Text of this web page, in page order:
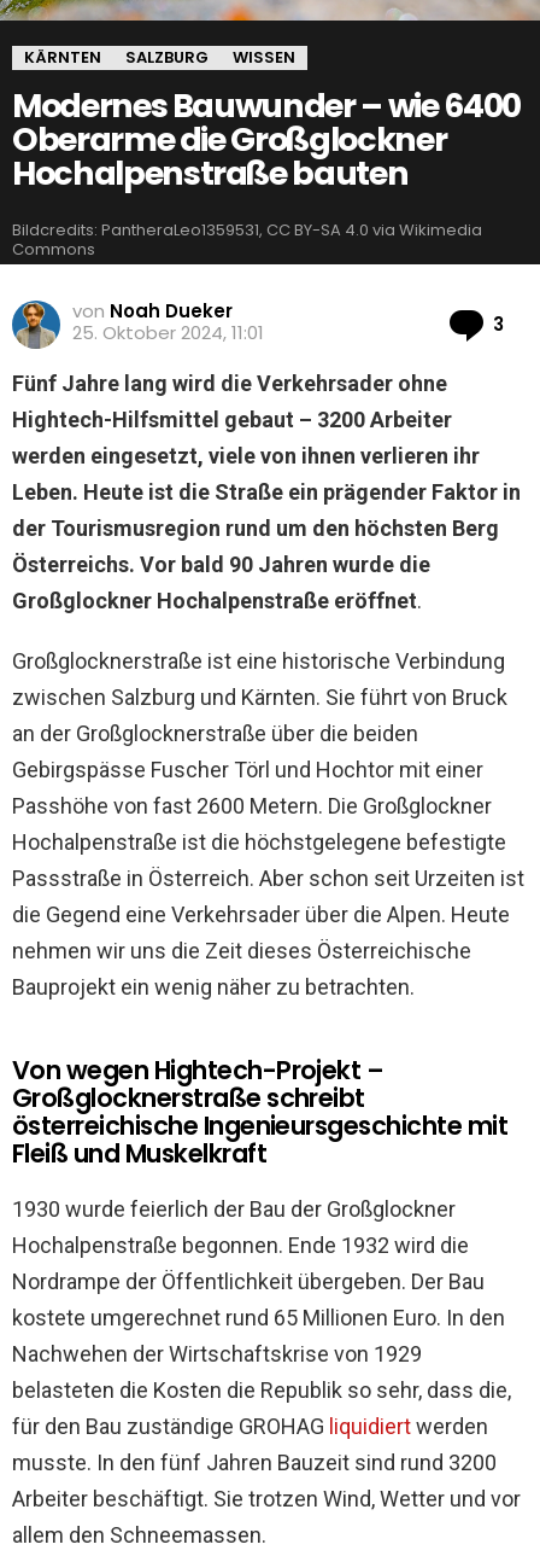
KÄRNTEN SALZBURG WISSEN
Modernes Bauwunder – wie 6400
Oberarme die Großglockner
Hochalpenstraße bauten
Bildcredits: PantheraLeo1359531, CC BY-SA 4.0 via Wikimedia
Commons
von Noah Dueker
25. Oktober 2024, 11:01
3
Fünf Jahre lang wird die Verkehrsader ohne
Hightech-Hilfsmittel gebaut – 3200 Arbeiter
werden eingesetzt, viele von ihnen verlieren ihr
Leben. Heute ist die Straße ein prägender Faktor in
der Tourismusregion rund um den höchsten Berg
Österreichs. Vor bald 90 Jahren wurde die
Großglockner Hochalpenstraße eröffnet.
Großglocknerstraße ist eine historische Verbindung
zwischen Salzburg und Kärnten. Sie führt von Bruck
an der Großglocknerstraße über die beiden
Gebirgspässe Fuscher Törl und Hochtor mit einer
Passhöhe von fast 2600 Metern. Die Großglockner
Hochalpenstraße ist die höchstgelegene befestigte
Passstraße in Österreich. Aber schon seit Urzeiten ist
die Gegend eine Verkehrsader über die Alpen. Heute
nehmen wir uns die Zeit dieses Österreichische
Bauprojekt ein wenig näher zu betrachten.
Von wegen Hightech-Projekt –
Großglocknerstraße schreibt
österreichische Ingenieursgeschichte mit
Fleiß und Muskelkraft
1930 wurde feierlich der Bau der Großglockner
Hochalpenstraße begonnen. Ende 1932 wird die
Nordrampe der Öffentlichkeit übergeben. Der Bau
kostete umgerechnet rund 65 Millionen Euro. In den
Nachwehen der Wirtschaftskrise von 1929
belasteten die Kosten die Republik so sehr, dass die,
für den Bau zuständige GROHAG liquidiertwerden
musste. In den fünf Jahren Bauzeit sind rund 3200
Arbeiter beschäftigt. Sie trotzen Wind, Wetter und vor
allem den Schneemassen.